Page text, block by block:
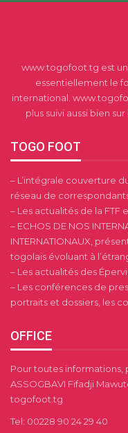
www.togofoot.tg est
essentiellement le
international.
plus suivi aussi bien
TOGO FOOT
– L’intégrale couverture
réseau de
– Les actualités de la FTF
– ECHOS DE NOS
INTERNATIONAUX,
togolais évoluant à
– Les actualités des
– Les conférences de
portraits et dossiers, les
OFFICE
Pour toutes
ASSOGBAVI Fifadji
togofoot.tg
Tel: 00228 90 24 29 40